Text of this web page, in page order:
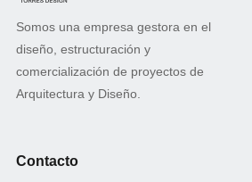
Somos una empresa gestora en el
diseño, estructuración y
comercialización de proyectos de
Arquitectura y Diseño.
Contacto